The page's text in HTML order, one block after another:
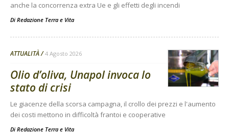
anche la concorrenza extra Ue e gli effetti degli incendi
Di Redazione Terra e Vita
ATTUALITÀ 4 Agosto 2026
Olio d’oliva, Unapol invoca lo
stato di crisi
Le giacenze della scorsa campagna, il crollo dei prezzi e l'aumento
dei costi mettono in difficoltà frantoi e cooperative
Di Redazione Terra e Vita